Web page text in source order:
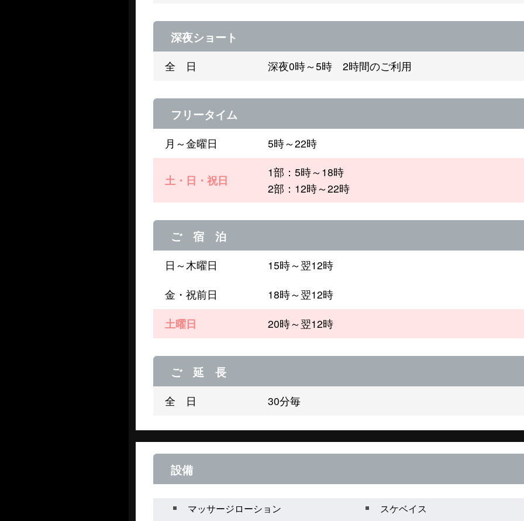
深夜ショート
全 日 深夜0時～5時 2時間のご利用
フリータイム
月～金曜日 5時～22時
土・日・祝日
1部：5時～18時
2部：12時～22時
ご 宿 泊
日～木曜日
15時～翌12時
金・祝前日
18時～翌12時
土曜日
20時～翌12時
ご 延 長
全 日 30分毎
設備
マッサージローション スケベイス